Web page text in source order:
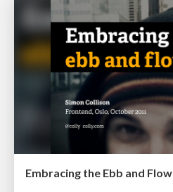
Embracing the Ebb and Flow